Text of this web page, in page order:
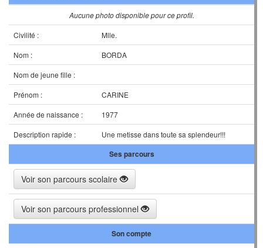
Aucune photo disponible pour ce profil.
Civilité :
Mlle.
Nom :
BORDA
Nom de jeune fille :
Prénom :
CARINE
Année de naissance :
1977
Description rapide :
Une metisse dans toute sa splendeur!!!
Ses parcours
Voir son parcours scolaire
Voir son parcours professionnel
Son compte